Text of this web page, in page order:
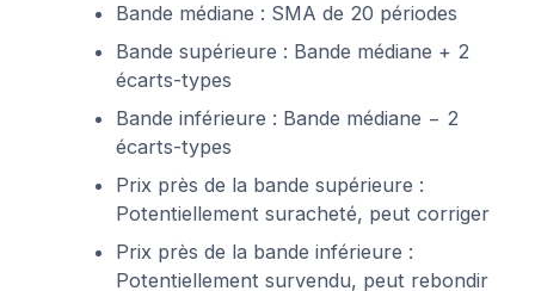
Bande médiane : SMA de 20 périodes
Bande supérieure : Bande médiane + 2
écarts-types
Bande inférieure : Bande médiane − 2
écarts-types
Prix près de la bande supérieure :
Potentiellement suracheté, peut corriger
Prix près de la bande inférieure :
Potentiellement survendu, peut rebondir